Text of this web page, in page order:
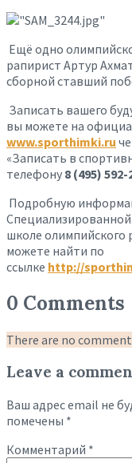
Ещё одно
рапирист Артур
сборной ставший
Записать вашего
вы можете на
www.sporthimki.ru
«Записать в
телефону 8 (495) 592-
Подробную
школе
можете найти по
ссылке http://
0 Comments
There are no
Leave a
Ваш адрес email не
помечены *
Комментарий *